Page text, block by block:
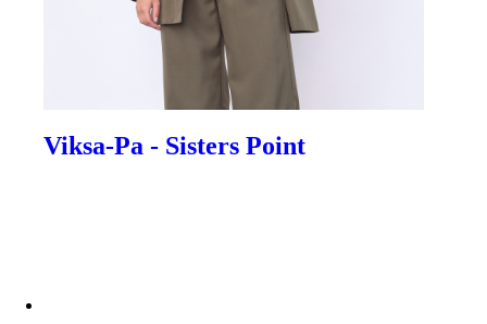
Viksa-Pa - Sisters Point